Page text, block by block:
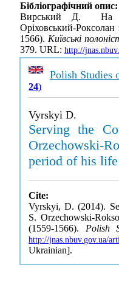
Бібліографічний опис:
Вирський Д. На
Оріховський-
1566). Київські
379. URL: http://
Polish Studies
24)
Vyrskyi D.
Serving the
period of his
Cite:
Vyrskyi, D. (2014).
S. Orzechowski-
(1559-1566). Polish
http://jnas.nbuv.gov.ua/
Ukrainian].